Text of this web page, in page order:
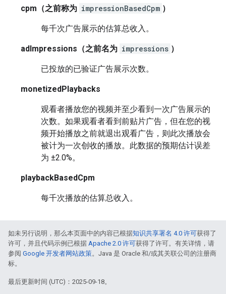
cpm （之前称为 impressionBasedCpm ）
每千次广告展示的估算总收入。
adImpressions （之前名为 impressions ）
已投放的已验证广告展示次数。
monetizedPlaybacks
观看者播放您的视频并至少看到一次广告展示的
次数。如果观看者看到前贴片广告，但在您的视
频开始播放之前就退出观看广告，则此次播放会
被计为一次创收的播放。此数据的预期估计误差
为 ±2.0%。
playbackBasedCpm
每千次播放的估算总收入。
如未另行说明，那么本页面中的内容已根据知识共享署名 4.0 许可获得了
许可，并且代码示例已根据 Apache 2.0 许可获得了许可。有关详情，请
参阅 Google 开发者网站政策。Java 是 Oracle 和/或其关联公司的注册商
标。
最后更新时间 (UTC)：2025-09-18。